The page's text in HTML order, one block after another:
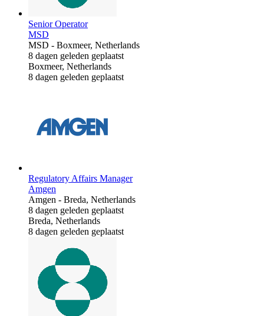
Senior Operator
MSD
MSD - Boxmeer, Netherlands
8 dagen geleden geplaatst
Boxmeer, Netherlands
8 dagen geleden geplaatst
Regulatory Affairs Manager
Amgen
Amgen - Breda, Netherlands
8 dagen geleden geplaatst
Breda, Netherlands
8 dagen geleden geplaatst